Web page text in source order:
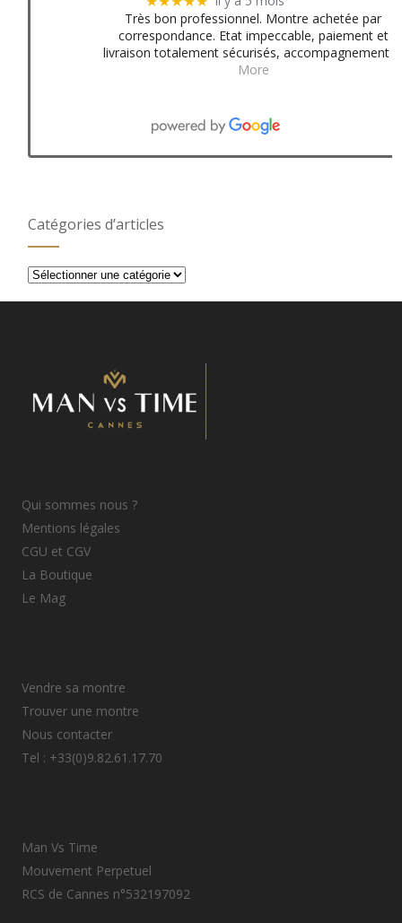
Très bon professionnel. Montre achetée par
correspondance. Etat impeccable, paiement et
livraison totalement sécurisés, accompagnement
More
Catégories d’articles
Catégories
Qui sommes nous ?
Mentions légales
CGU et CGV
La Boutique
Le Mag
Vendre sa montre
Trouver une montre
Nous contacter
Tel : +33(0)9.82.61.17.70
Man Vs Time
Mouvement Perpetuel
RCS de Cannes n°532197092